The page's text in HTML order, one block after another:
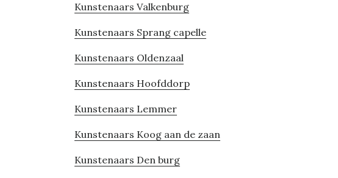
Kunstenaars Valkenburg
Kunstenaars Sprang capelle
Kunstenaars Oldenzaal
Kunstenaars Hoofddorp
Kunstenaars Lemmer
Kunstenaars Koog aan de zaan
Kunstenaars Den burg